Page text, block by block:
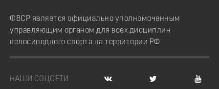
ФВСР является официально уполномоченным
управляющим органом для всех дисциплин
велосипедного спорта на территории РФ
НАШИ СОЦСЕТИ